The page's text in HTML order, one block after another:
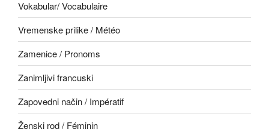
Vokabular/ Vocabulaire
Vremenske prilike / Météo
Zamenice / Pronoms
Zanimljivi francuski
Zapovedni način / Impératif
Ženski rod / Féminin